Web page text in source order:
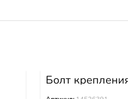
Болт
башмака